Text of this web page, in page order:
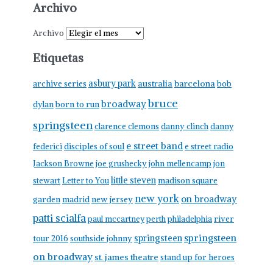
Archivo
Archivo
Etiquetas
archive series asbury park australiabarcelonabob
dylanborn to runbroadwaybruce
springsteenclarence clemons danny clinchdanny
federicidisciples of soul e street band e street radio
Jackson Browne joe grusheckyjohn mellencamp jon
stewartLetter to Youlittle stevenmadison square
gardenmadridnew jerseynew york on broadway
patti scialfapaul mccartneyperthphiladelphiariver
tour 2016southside johnny springsteen springsteen
on broadway st. james theatre stand up for heroes